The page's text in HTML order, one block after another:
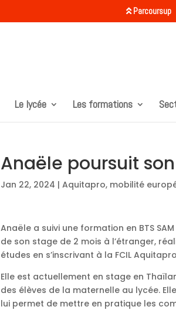
Parcoursup
Le lycée Les formations
Anaële poursuit
Jan 22, 2024 |Aquitapro, mobilité
Anaële a suivi une formation en BTS
de son stage de 2 mois à l’étranger,
études en s’inscrivant à la FCIL
Elle est actuellement en stage en
des élèves de la maternelle au lycée.
lui permet de mettre en pratique les